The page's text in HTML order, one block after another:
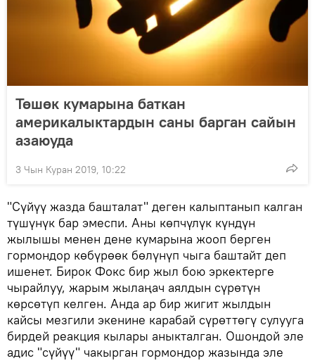
Төшөк кумарына баткан
америкалыктардын саны барган сайын
азаюуда
3 Чын Куран 2019, 10:22
"Сүйүү жазда башталат" деген калыптанып калган
түшүнүк бар эмеспи. Аны көпчүлүк күндүн
жылышы менен дене кумарына жооп берген
гормондор көбүрөөк бөлүнүп чыга баштайт деп
ишенет. Бирок Фокс бир жыл бою эркектерге
чырайлуу, жарым жылаңач аялдын сүрөтүн
көрсөтүп келген. Анда ар бир жигит жылдын
кайсы мезгили экенине карабай сүрөттөгү сулууга
бирдей реакция кылары аныкталган. Ошондой эле
адис "сүйүү" чакырган гормондор жазында эле